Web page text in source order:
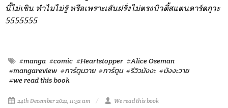
นี้ไม่เขิน ทำไมไม่รู้ หรือเพราะเส้นฝรั่งไม่ตรงบิวตี้สแตนดาร์ดกุวะ
5555555
#manga #comic #Heartstopper #Alice Oseman
#mangareview #การ์ตูนวาย #การ์ตูน #รีวิวมังงะ #มังงะวาย
#we read this book
24th December 2021, 11:52 am We read this book